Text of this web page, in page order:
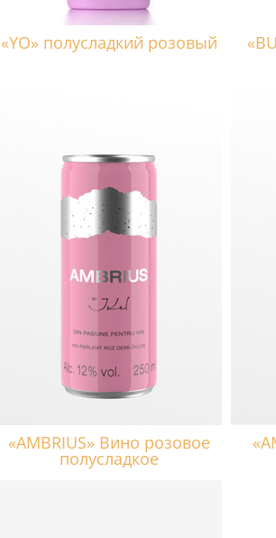
«YO» полусладкий розовый
«AMBRIUS» Вино розовое
полусладкое